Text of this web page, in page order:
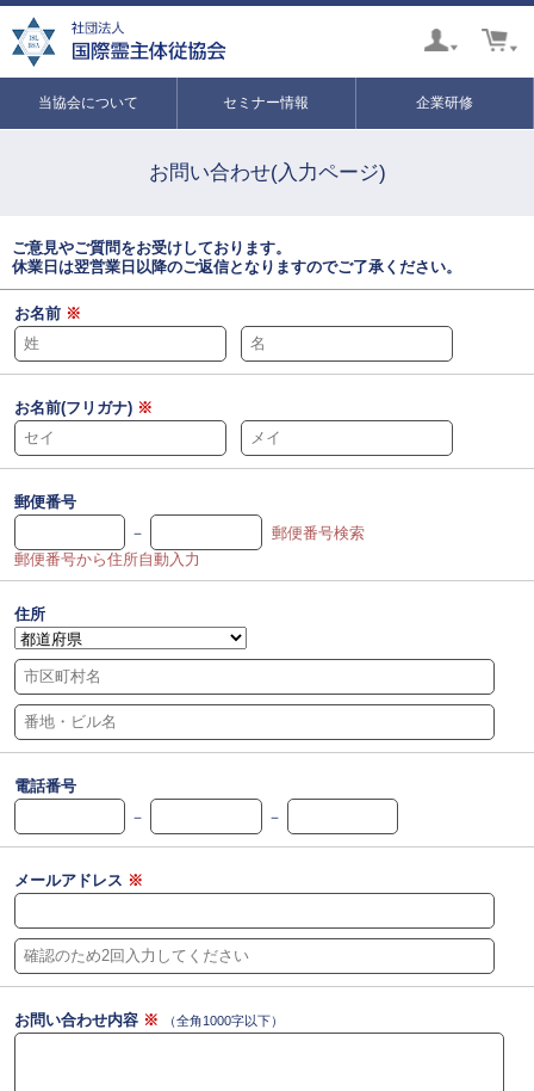
当協会について セミナー情報 企業研修
お問い合わせ(入力ページ)
ご意見やご質問をお受けしております。
休業日は翌営業日以降のご返信となりますのでご了承ください。
お名前 ※
お名前(フリガナ) ※
郵便番号
－
郵便番号検索
郵便番号から住所自動入力
住所
電話番号
－
－
メールアドレス ※
お問い合わせ内容 ※ （全角1000字以下）